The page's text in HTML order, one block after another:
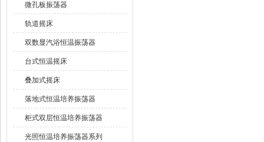
微孔板振荡器
轨道摇床
双数显汽浴恒温振荡器
台式恒温摇床
叠加式摇床
落地式恒温培养振荡器
柜式双层恒温培养振荡器
光照恒温培养振荡器系列